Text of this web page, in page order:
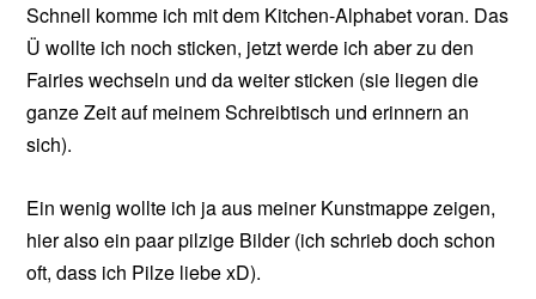
Schnell komme ich mit dem Kitchen-Alphabet voran. Das
Ü wollte ich noch sticken, jetzt werde ich aber zu den
Fairies wechseln und da weiter sticken (sie liegen die
ganze Zeit auf meinem Schreibtisch und erinnern an
sich).
Ein wenig wollte ich ja aus meiner Kunstmappe zeigen,
hier also ein paar pilzige Bilder (ich schrieb doch schon
oft, dass ich Pilze liebe xD).